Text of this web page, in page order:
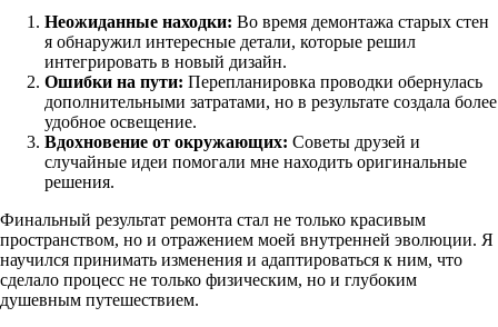
Неожиданные находки: Во время демонтажа старых стен
я обнаружил интересные детали, которые решил
интегрировать в новый дизайн.
Ошибки на пути: Перепланировка проводки обернулась
дополнительными затратами, но в результате создала более
удобное освещение.
Вдохновение от окружающих: Советы друзей и
случайные идеи помогали мне находить оригинальные
решения.
Финальный результат ремонта стал не только красивым
пространством, но и отражением моей внутренней эволюции. Я
научился принимать изменения и адаптироваться к ним, что
сделало процесс не только физическим, но и глубоким
душевным путешествием.